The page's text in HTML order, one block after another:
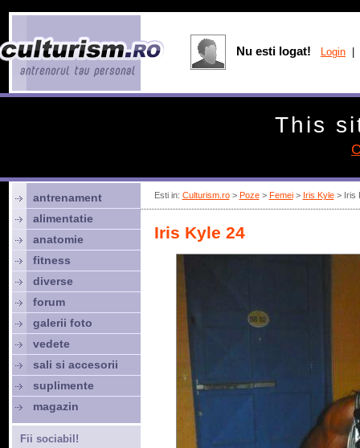
Esti in: Culturism.ro> Poze> Femei> Iris Kyle> Iris
Iris Kyle 24
antrenament
alimentatie
anatomie
fitness
diverse
forum
galerii foto
vedete
sali si accesorii
suplimente
magazin
Fii sociabil!
Nu esti logat! Login
This